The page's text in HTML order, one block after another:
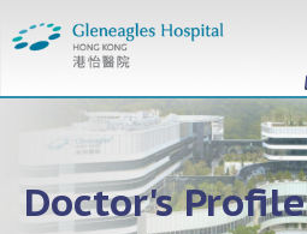
Doctor's Profile